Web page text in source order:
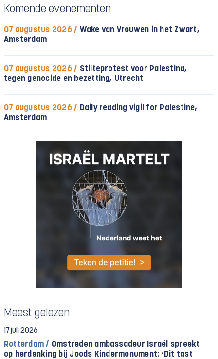
Komende evenementen
07 augustus 2026 / Wake van Vrouwen in het Zwart,
Amsterdam
07 augustus 2026 / Stilteprotest voor Palestina,
tegen genocide en bezetting, Utrecht
07 augustus 2026 / Daily reading vigil for Palestine,
Amsterdam
Meest gelezen
17 juli 2026
Rotterdam / Omstreden ambassadeur Israël spreekt
op herdenking bij Joods Kindermonument: ‘Dit tast